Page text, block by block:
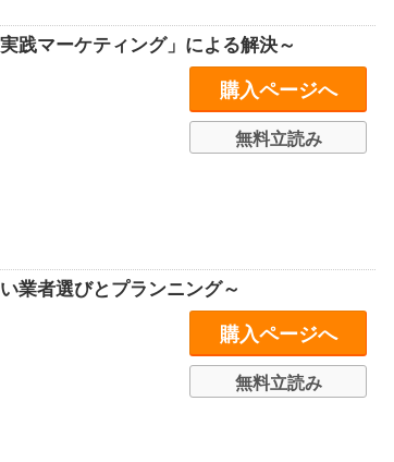
践マーケティング」による解決～
購入ページへ
無料立読み
業者選びとプランニング～
購入ページへ
無料立読み